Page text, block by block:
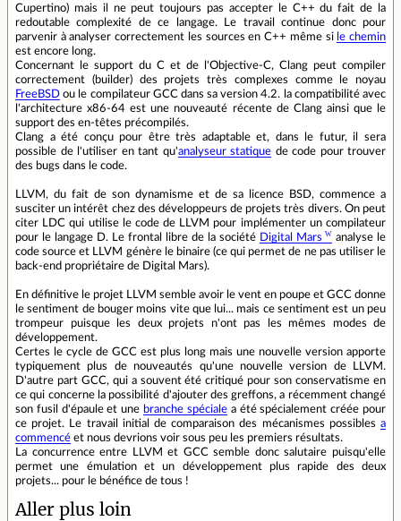
Cupertino) mais il ne peut toujours pas accepter le C++ du fait de la
redoutable complexité de ce langage. Le travail continue donc pour
parvenir à analyser correctement les sources en C++ même si le chemin
est encore long.
Concernant le support du C et de l'Objective-C, Clang peut compiler
correctement (builder) des projets très complexes comme le noyau
FreeBSD ou le compilateur GCC dans sa version 4.2. la compatibilité avec
l'architecture x86-64 est une nouveauté récente de Clang ainsi que le
support des en-têtes précompilés.
Clang a été conçu pour être très adaptable et, dans le futur, il sera
possible de l'utiliser en tant qu'analyseur statique de code pour trouver
des bugs dans le code.
LLVM, du fait de son dynamisme et de sa licence BSD, commence a
susciter un intérêt chez des développeurs de projets très divers. On peut
citer LDC qui utilise le code de LLVM pour implémenter un compilateur
pour le langage D. Le frontal libre de la société Digital Mars
analyse le
code source et LLVM génère le binaire (ce qui permet de ne pas utiliser le
back-end propriétaire de Digital Mars).
En définitive le projet LLVM semble avoir le vent en poupe et GCC donne
le sentiment de bouger moins vite que lui... mais ce sentiment est un peu
trompeur puisque les deux projets n'ont pas les mêmes modes de
développement.
Certes le cycle de GCC est plus long mais une nouvelle version apporte
typiquement plus de nouveautés qu'une nouvelle version de LLVM.
D'autre part GCC, qui a souvent été critiqué pour son conservatisme en
ce qui concerne la possibilité d'ajouter des greffons, a récemment changé
son fusil d'épaule et une branche spécialea été spécialement créée pour
ce projet. Le travail initial de comparaison des mécanismes possibles a
commencé et nous devrions voir sous peu les premiers résultats.
La concurrence entre LLVM et GCC semble donc salutaire puisqu'elle
permet une émulation et un développement plus rapide des deux
projets... pour le bénéfice de tous !
Aller plus loin